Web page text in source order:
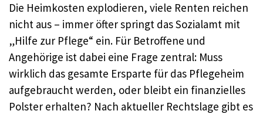
Die Heimkosten explodieren, viele Renten reichen
nicht aus – immer öfter springt das Sozialamt mit
„Hilfe zur Pflege“ ein. Für Betroffene und
Angehörige ist dabei eine Frage zentral: Muss
wirklich das gesamte Ersparte für das Pflegeheim
aufgebraucht werden, oder bleibt ein finanzielles
Polster erhalten? Nach aktueller Rechtslage gibt es